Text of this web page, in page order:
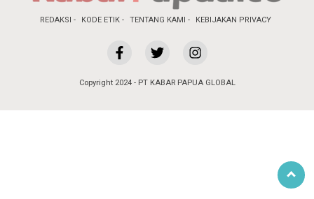
REDAKSI KODE ETIK TENTANG KAMI KEBIJAKAN PRIVACY
Copyright 2024 - PT KABAR PAPUA GLOBAL